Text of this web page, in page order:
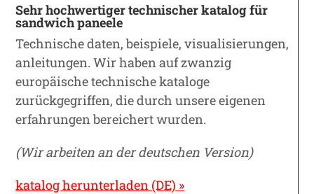
Sehr hochwertiger technischer katalog für
sandwich paneele
Technische daten, beispiele, visualisierungen,
anleitungen. Wir haben auf zwanzig
europäische technische kataloge
zurückgegriffen, die durch unsere eigenen
erfahrungen bereichert wurden.
(Wir arbeiten an der deutschen Version)
katalog herunterladen (DE) »